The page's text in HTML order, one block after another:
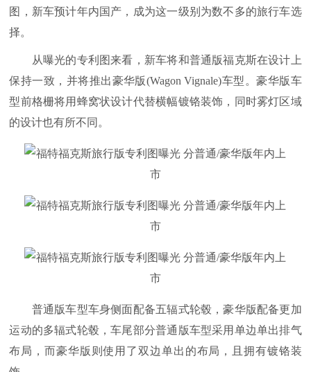
图，新车预计年内国产，成为这一级别为数不多的旅行车选
择。
从曝光的专利图来看，新车将和普通版福克斯在设计上
保持一致，并将推出豪华版(Wagon Vignale)车型。豪华版车
型前格栅将用蜂窝状设计代替横幅镀铬装饰，同时雾灯区域
的设计也有所不同。
普通版车型车身侧面配备五辐式轮毂，豪华版配备更加
运动的多辐式轮毂，车尾部分普通版车型采用单边单出排气
布局，而豪华版则使用了双边单出的布局，且拥有镀铬装